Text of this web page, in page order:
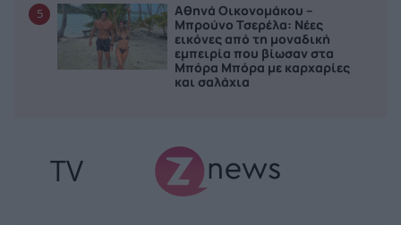
5
Αθηνά Οικονομάκου –
Μπρούνο Τσερέλα: Νέες
εικόνες από τη μοναδική
εμπειρία που βίωσαν στα
Μπόρα Μπόρα με καρχαρίες
και σαλάχια
TV